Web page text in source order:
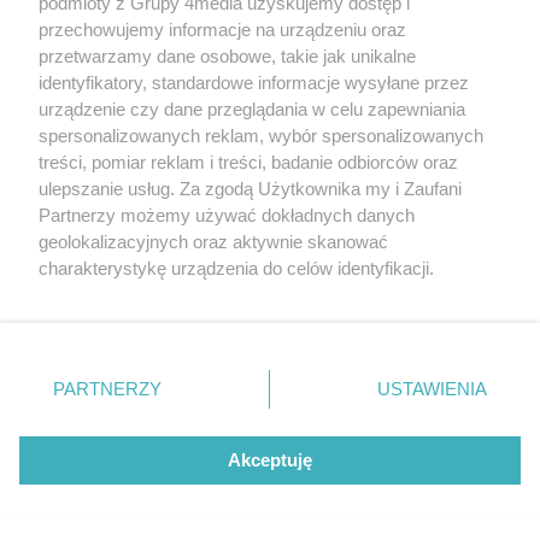
przechowujemy informacje na urządzeniu oraz
przetwarzamy dane osobowe, takie jak unikalne
identyfikatory, standardowe informacje wysyłane przez
urządzenie czy dane przeglądania w celu zapewniania
spersonalizowanych reklam, wybór spersonalizowanych
treści, pomiar reklam i treści, badanie odbiorców oraz
ulepszanie usług. Za zgodą Użytkownika my i Zaufani
Partnerzy możemy używać dokładnych danych
geolokalizacyjnych oraz aktywnie skanować
charakterystykę urządzenia do celów identyfikacji.
zmienić/wycofać klikając przycisk ustawień prywatności
znajdujący się w lewym dolnym rogu strony
. Niektóre
użytkownika, ale masz prawo sprzeciwić się takiemu
przetwarzaniu. Preferencje będą miały zastosowania tylko
PARTNERZY USTAWIENIA
Akceptuję